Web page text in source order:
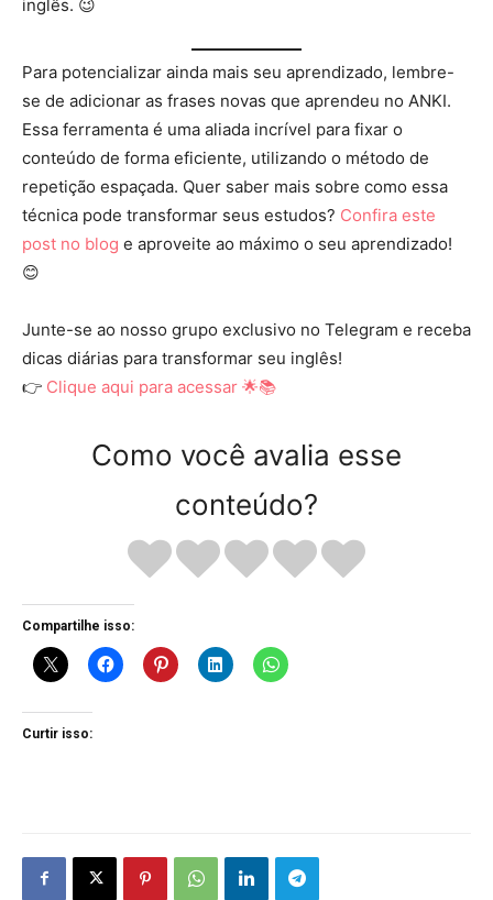
inglês. 😉
Para potencializar ainda mais seu aprendizado, lembre-
se de adicionar as frases novas que aprendeu no ANKI.
Essa ferramenta é uma aliada incrível para fixar o
conteúdo de forma eficiente, utilizando o método de
repetição espaçada. Quer saber mais sobre como essa
técnica pode transformar seus estudos? Confira este
post no blog e aproveite ao máximo o seu aprendizado!
😊
Junte-se ao nosso grupo exclusivo no Telegram e receba
dicas diárias para transformar seu inglês!
👉 Clique aqui para acessar 🌟📚
Como você avalia esse
conteúdo?
Compartilhe isso:
Curtir isso: